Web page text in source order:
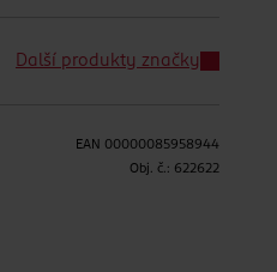
Další produkty značky
EAN 00000085958944
Obj. č.: 622622